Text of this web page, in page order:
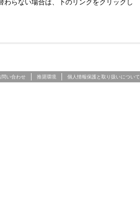
らない場合は、下のリンクをクリックし
問い合わせ 推奨環境 個人情報保護と取り扱いについて